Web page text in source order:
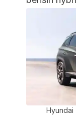
Hyundai